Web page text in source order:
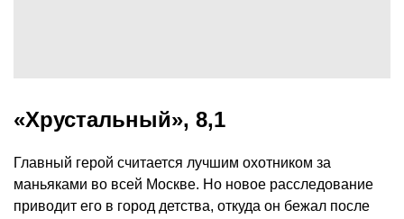
«Хрустальный», 8,1
Главный герой считается лучшим охотником за
маньяками во всей Москве. Но новое расследование
приводит его в город детства, откуда он бежал после